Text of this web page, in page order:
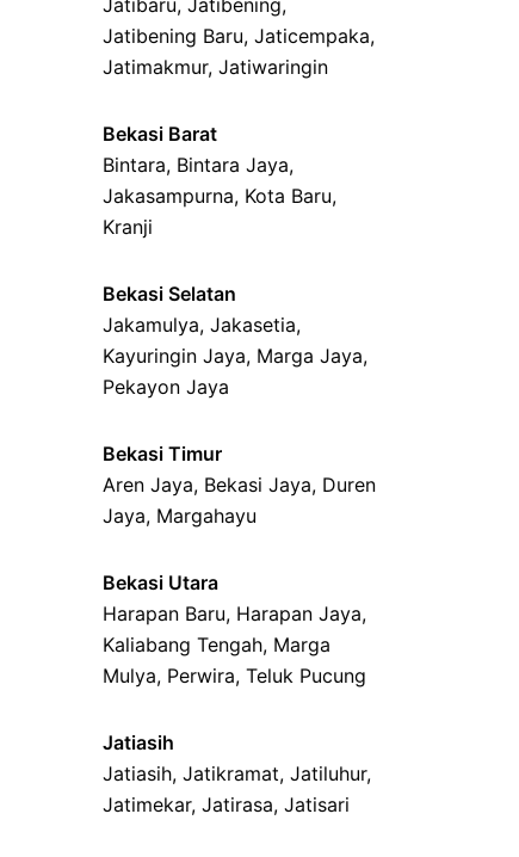
Jatibening Baru, Jaticempaka,
Jatimakmur, Jatiwaringin
Bekasi Barat
Bintara, Bintara Jaya,
Jakasampurna, Kota Baru,
Kranji
Bekasi Selatan
Jakamulya, Jakasetia,
Kayuringin Jaya, Marga Jaya,
Pekayon Jaya
Bekasi Timur
Aren Jaya, Bekasi Jaya, Duren
Jaya, Margahayu
Bekasi Utara
Harapan Baru, Harapan Jaya,
Kaliabang Tengah, Marga
Mulya, Perwira, Teluk Pucung
Jatiasih
Jatiasih, Jatikramat, Jatiluhur,
Jatimekar, Jatirasa, Jatisari